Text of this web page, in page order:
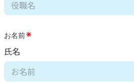
お名前
氏名